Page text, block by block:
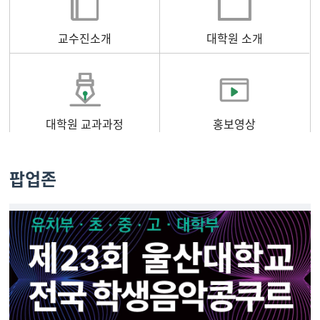
교수진소개 대학원 소개
대학원 교과과정 홍보영상
팝업존